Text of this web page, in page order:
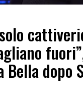
Bella dopo